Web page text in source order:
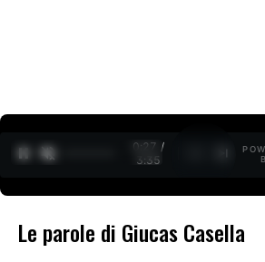
0:27 /
3:35
Le parole di Giucas Casella